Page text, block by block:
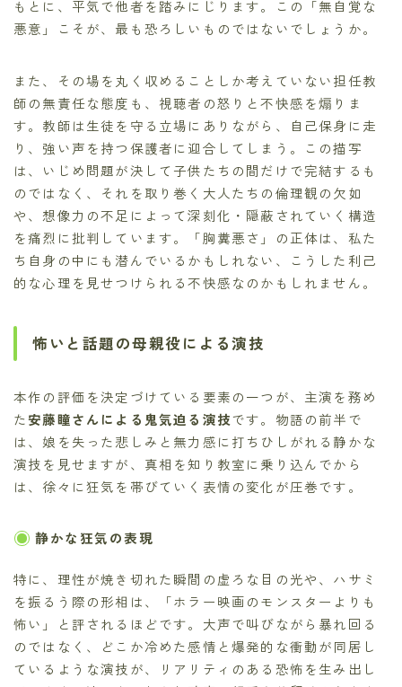
もとに、平気で他者を踏みにじります。この「無自覚な
悪意」こそが、最も恐ろしいものではないでしょうか。
また、その場を丸く収めることしか考えていない担任教
師の無責任な態度も、視聴者の怒りと不快感を煽りま
す。教師は生徒を守る立場にありながら、自己保身に走
り、強い声を持つ保護者に迎合してしまう。この描写
は、いじめ問題が決して子供たちの間だけで完結するも
のではなく、それを取り巻く大人たちの倫理観の欠如
や、想像力の不足によって深刻化・隠蔽されていく構造
を痛烈に批判しています。「胸糞悪さ」の正体は、私た
ち自身の中にも潜んでいるかもしれない、こうした利己
的な心理を見せつけられる不快感なのかもしれません。
怖いと話題の母親役による演技
本作の評価を決定づけている要素の一つが、主演を務め
た安藤瞳さんによる鬼気迫る演技です。物語の前半で
は、娘を失った悲しみと無力感に打ちひしがれる静かな
演技を見せますが、真相を知り教室に乗り込んでから
は、徐々に狂気を帯びていく表情の変化が圧巻です。
静かな狂気の表現
特に、理性が焼き切れた瞬間の虚ろな目の光や、ハサミ
を振るう際の形相は、「ホラー映画のモンスターよりも
怖い」と評されるほどです。大声で叫びながら暴れ回る
のではなく、どこか冷めた感情と爆発的な衝動が同居し
ているような演技が、リアリティのある恐怖を生み出し